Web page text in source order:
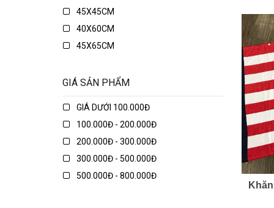
45X45CM
40X60CM
45X65CM
48X74CM
50X50CM
50X70CM
GIÁ SẢN PHẨM
GIÁ DƯỚI 100.000Đ
100.000Đ - 200.000Đ
200.000Đ - 300.000Đ
300.000Đ - 500.000Đ
500.000Đ - 800.000Đ